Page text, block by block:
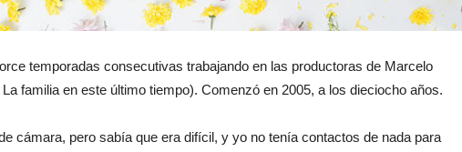
temporadas consecutivas trabajando en las productoras de Marcelo
familia en este último tiempo). Comenzó en 2005, a los dieciocho años.
cámara, pero sabía que era difícil, y yo no tenía contactos de nada para